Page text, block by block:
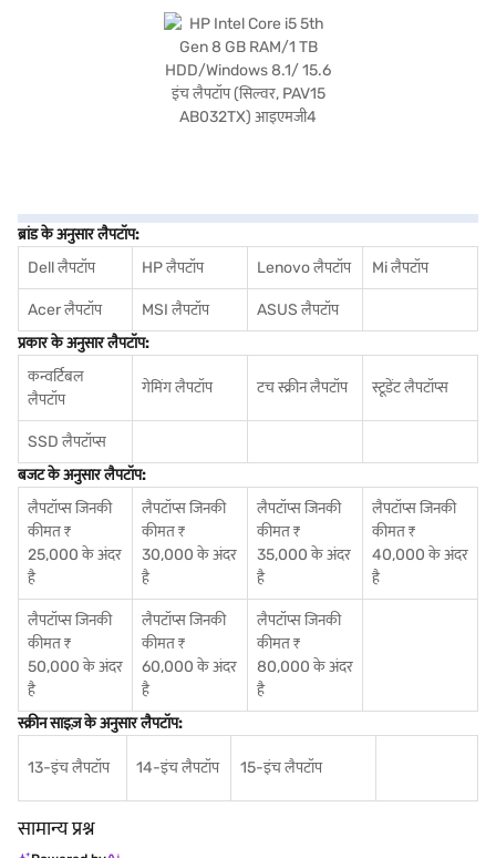
ब्रांड के अनुसार लैपटॉप:
Dell लैपटॉप
HP लैपटॉप Lenovo लैपटॉप Mi लैपटॉप
Acer लैपटॉप MSI लैपटॉप
ASUS लैपटॉप
प्रकार के अनुसार लैपटॉप:
कन्वर्टिबल
लैपटॉप
गेमिंग लैपटॉप टच स्क्रीन लैपटॉप स्टूडेंट लैपटॉप्स
SSD लैपटॉप्स
बजट के अनुसार लैपटॉप:
लैपटॉप्स जिनकी
कीमत ₹
25,000 के अंदर
है
लैपटॉप्स जिनकी
कीमत ₹
30,000 के अंदर
है
लैपटॉप्स जिनकी
कीमत ₹
35,000 के अंदर
है
लैपटॉप्स जिनकी
कीमत ₹
40,000 के अंदर
है
लैपटॉप्स जिनकी
कीमत ₹
50,000 के अंदर
है
लैपटॉप्स जिनकी
कीमत ₹
60,000 के अंदर
है
लैपटॉप्स जिनकी
कीमत ₹
80,000 के अंदर
है
स्क्रीन साइज़ के अनुसार लैपटॉप:
13-इंच लैपटॉप 14-इंच लैपटॉप 15-इंच लैपटॉप
सामान्य प्रश्न